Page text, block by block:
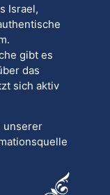
Israel,
gibt es
das
sich aktiv
unserer